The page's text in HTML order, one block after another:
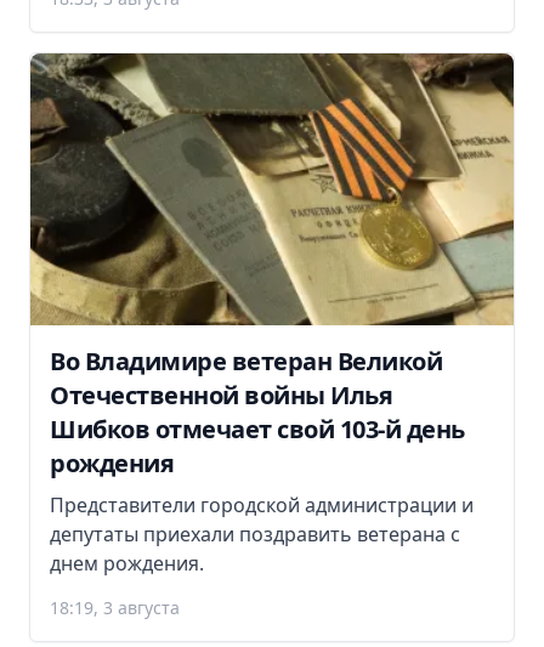
Во Владимире ветеран Великой
Отечественной войны Илья
Шибков отмечает свой 103-й день
рождения
Представители городской администрации и
депутаты приехали поздравить ветерана с
днем рождения.
18:19, 3 августа